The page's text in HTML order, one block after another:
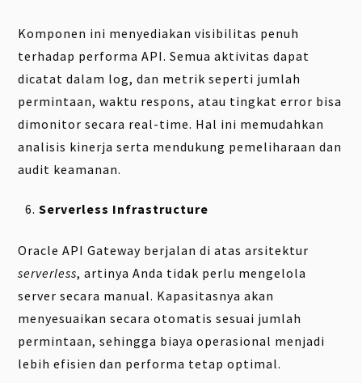
Komponen ini menyediakan visibilitas penuh
terhadap performa API. Semua aktivitas dapat
dicatat dalam log, dan metrik seperti jumlah
permintaan, waktu respons, atau tingkat error bisa
dimonitor secara real-time. Hal ini memudahkan
analisis kinerja serta mendukung pemeliharaan dan
audit keamanan.
Serverless Infrastructure
Oracle API Gateway berjalan di atas arsitektur
serverless, artinya Anda tidak perlu mengelola
server secara manual. Kapasitasnya akan
menyesuaikan secara otomatis sesuai jumlah
permintaan, sehingga biaya operasional menjadi
lebih efisien dan performa tetap optimal.